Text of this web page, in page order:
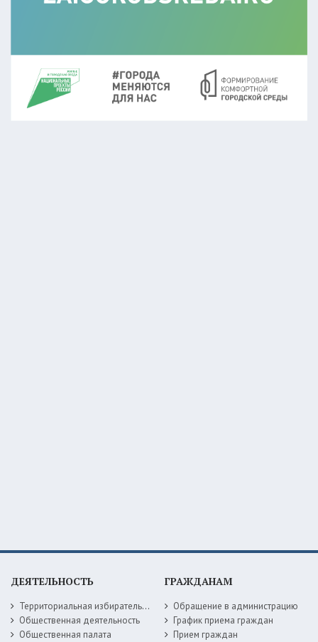
ДЕЯТЕЛЬНОСТЬ
Территориальная избирательная комиссия
Общественная деятельность
Общественная палата
ГРАЖДАНАМ
Обращение в администрацию
График приема граждан
Прием граждан